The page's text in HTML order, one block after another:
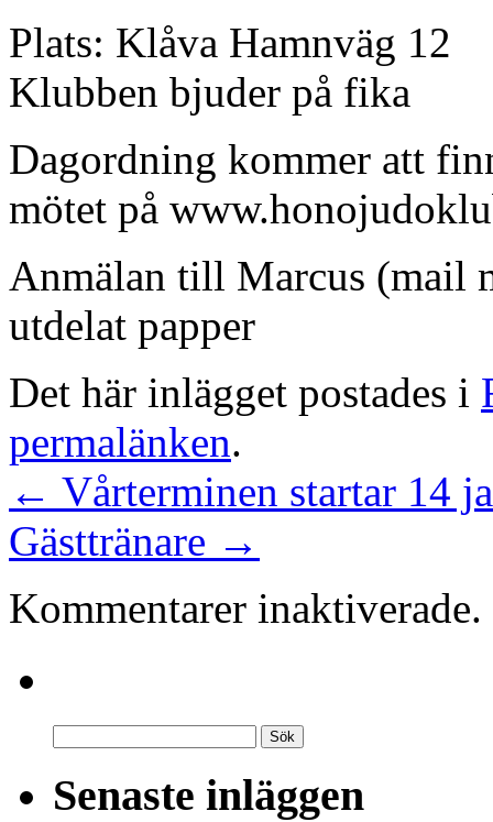
Plats: Klåva Hamnväg 12
Klubben bjuder på fika
Dagordning kommer att
mötet på
Anmälan till Marcus (mail
utdelat papper
Det här inlägget postades i
permalänken.
← Vårterminen startar 14
Gästtränare →
Kommentarer inaktiverade.
Senaste inläggen